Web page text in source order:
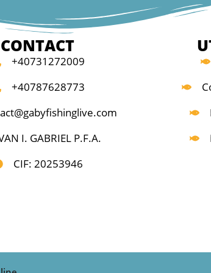
CONTACT
+40731272009
+40787628773
I. GABRIEL P.F.A.
CIF: 20253946